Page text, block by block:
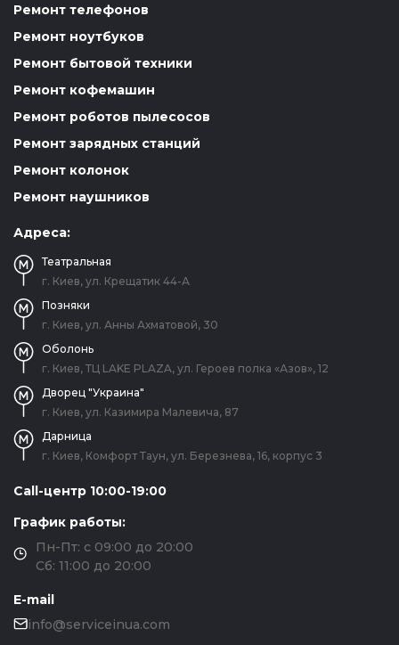
Ремонт телефонов
Ремонт ноутбуков
Ремонт бытовой техники
Ремонт кофемашин
Ремонт роботов пылесосов
Ремонт зарядных станций
Ремонт колонок
Ремонт наушников
Адреса:
Театральная
г. Киев, ул. Крещатик 44-А
Позняки
г. Киев, ул. Анны Ахматовой, 30
Оболонь
г. Киев, ТЦ LAKE PLAZA, ул. Героев полка «Азов», 12
Дворец "Украина"
г. Киев, ул. Казимира Малевича, 87
Дарница
г. Киев, Комфорт Таун, ул. Березнева, 16, корпус 3
Call-центр 10:00-19:00
График работы:
Пн-Пт: с 09:00 до 20:00
Сб: 11:00 до 20:00
E-mail
info@serviceinua.com